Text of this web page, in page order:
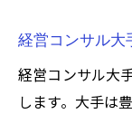
経営コンサル大
経営コンサル大
します。大手は